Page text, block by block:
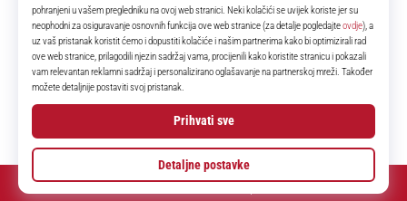
11teamsports.hr
Tvoj smo pouzdani suigrač već više od 16 godina! Cijelo to vrijeme
donosimo ti najbolje i najnovije proizvode iz svijeta nogometa.
Facebook
Instagram